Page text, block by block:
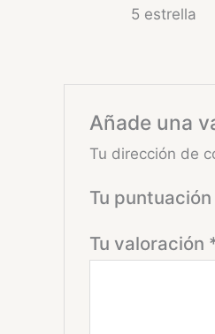
con5de 5
5 estrella
Añade una
Tu dirección de
Tu puntuación
Tu valoración